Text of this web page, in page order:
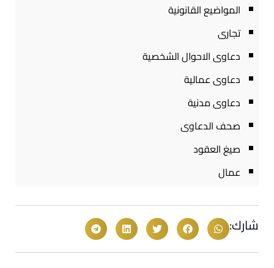
المواضيع القانونية
تجارى
دعاوى الاحوال الشخصية
دعاوى عمالية
دعاوى مدنية
صحف الدعاوى
صيغ العقود
عمال
شارك: